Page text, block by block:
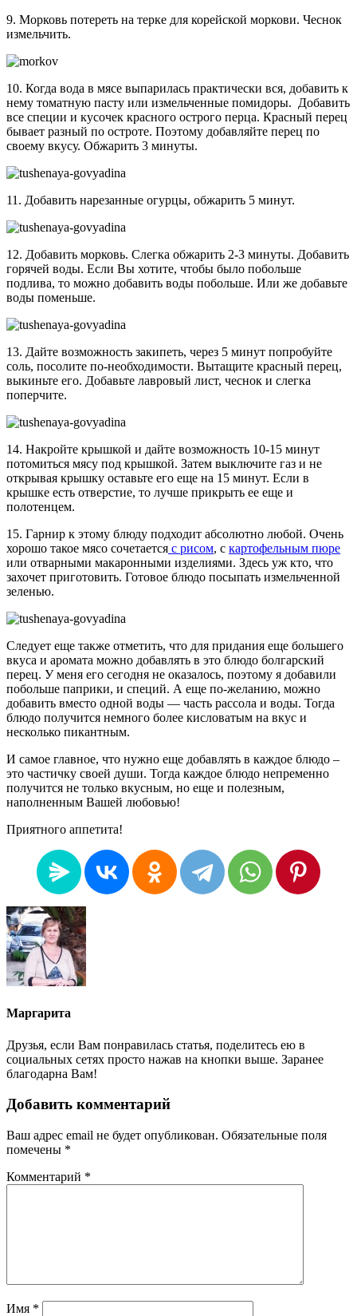
9. Морковь потереть на терке для корейской моркови. Чеснок
измельчить.
10. Когда вода в мясе выпарилась практически вся, добавить к
нему томатную пасту или измельченные помидоры. Добавить
все специи и кусочек красного острого перца. Красный перец
бывает разный по остроте. Поэтому добавляйте перец по
своему вкусу. Обжарить 3 минуты.
11. Добавить нарезанные огурцы, обжарить 5 минут.
12. Добавить морковь. Слегка обжарить 2-3 минуты. Добавить
горячей воды. Если Вы хотите, чтобы было побольше
подлива, то можно добавить воды побольше. Или же добавьте
воды поменьше.
13. Дайте возможность закипеть, через 5 минут попробуйте
соль, посолите по-необходимости. Вытащите красный перец,
выкиньте его. Добавьте лавровый лист, чеснок и слегка
поперчите.
14. Накройте крышкой и дайте возможность 10-15 минут
потомиться мясу под крышкой. Затем выключите газ и не
открывая крышку оставьте его еще на 15 минут. Если в
крышке есть отверстие, то лучше прикрыть ее еще и
полотенцем.
15. Гарнир к этому блюду подходит абсолютно любой. Очень
хорошо такое мясо сочетается с рисом, с картофельным пюре
или отварными макаронными изделиями. Здесь уж кто, что
захочет приготовить. Готовое блюдо посыпать измельченной
зеленью.
Следует еще также отметить, что для придания еще большего
вкуса и аромата можно добавлять в это блюдо болгарский
перец. У меня его сегодня не оказалось, поэтому я добавили
побольше паприки, и специй. А еще по-желанию, можно
добавить вместо одной воды — часть рассола и воды. Тогда
блюдо получится немного более кисловатым на вкус и
несколько пикантным.
И самое главное, что нужно еще добавлять в каждое блюдо –
это частичку своей души. Тогда каждое блюдо непременно
получится не только вкусным, но еще и полезным,
наполненным Вашей любовью!
Приятного аппетита!
Маргарита
Друзья, если Вам понравилась статья, поделитесь ею в
социальных сетях просто нажав на кнопки выше. Заранее
благодарна Вам!
Добавить комментарий
Ваш адрес email не будет опубликован. Обязательные поля
помечены *
Комментарий *
Имя *